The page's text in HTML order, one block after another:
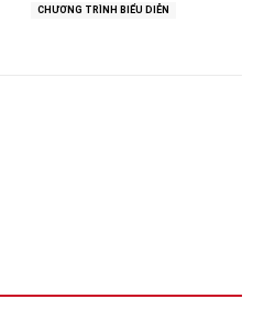
CHƯƠNG TRÌNH BIỂU DIỄN